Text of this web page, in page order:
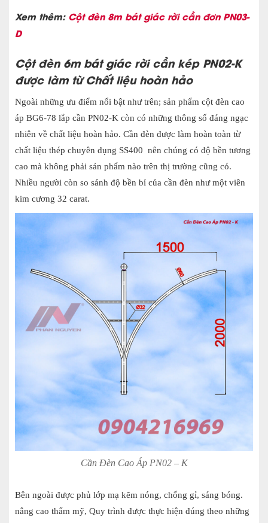
Xem thêm: Cột đèn 8m bát giác rời cần đơn PN03-
D
Cột đèn 6m bát giác rời cần kép PN02-K
được làm từChất liệu hoàn hảo
Ngoài những ưu điểm nổi bật như trên; sản phẩm cột đèn cao
áp BG6-78 lắp cần PN02-K còn có những thông số đáng ngạc
nhiên về chất liệu hoàn hảo. Cần đèn được làm hoàn toàn từ
chất liệu thép chuyên dụng SS400 nên chúng có độ bền tương
cao mà không phải sản phẩm nào trên thị trường cũng có.
Nhiều người còn so sánh độ bền bỉ của cần đèn như một viên
kim cương 32 carat.
Cần Đèn Cao Áp PN02 – K
Bên ngoài được phủ lớp mạ kẽm nóng, chống gỉ, sáng bóng.
nâng cao thẩm mỹ, Quy trình được thực hiện đúng theo những